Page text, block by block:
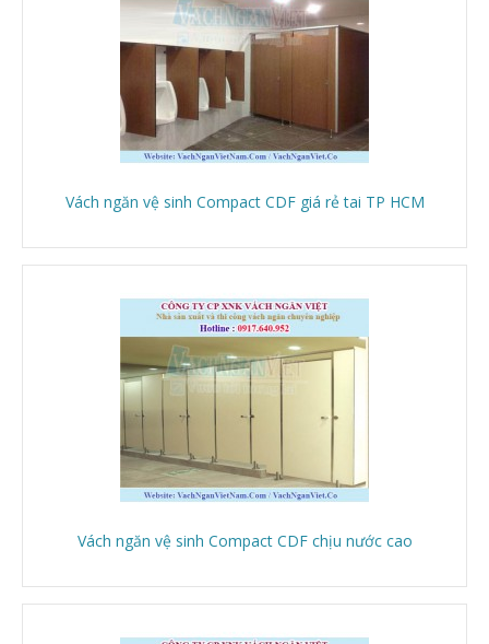
Vách ngăn vệ sinh Compact CDF giá rẻ tai TP HCM
Vách ngăn vệ sinh Compact CDF chịu nước cao